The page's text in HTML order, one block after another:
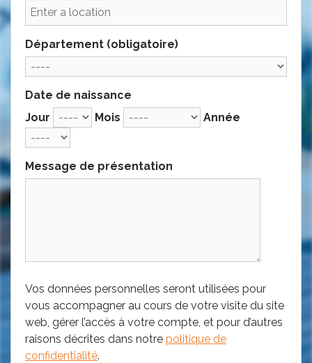
Département (obligatoire)
Date de naissance
Jour
Mois Année
Message de présentation
Vos données personnelles seront utilisées pour
vous accompagner au cours de votre visite du site
web, gérer l’accès à votre compte, et pour d’autres
raisons décrites dans notre politique de
confidentialité.